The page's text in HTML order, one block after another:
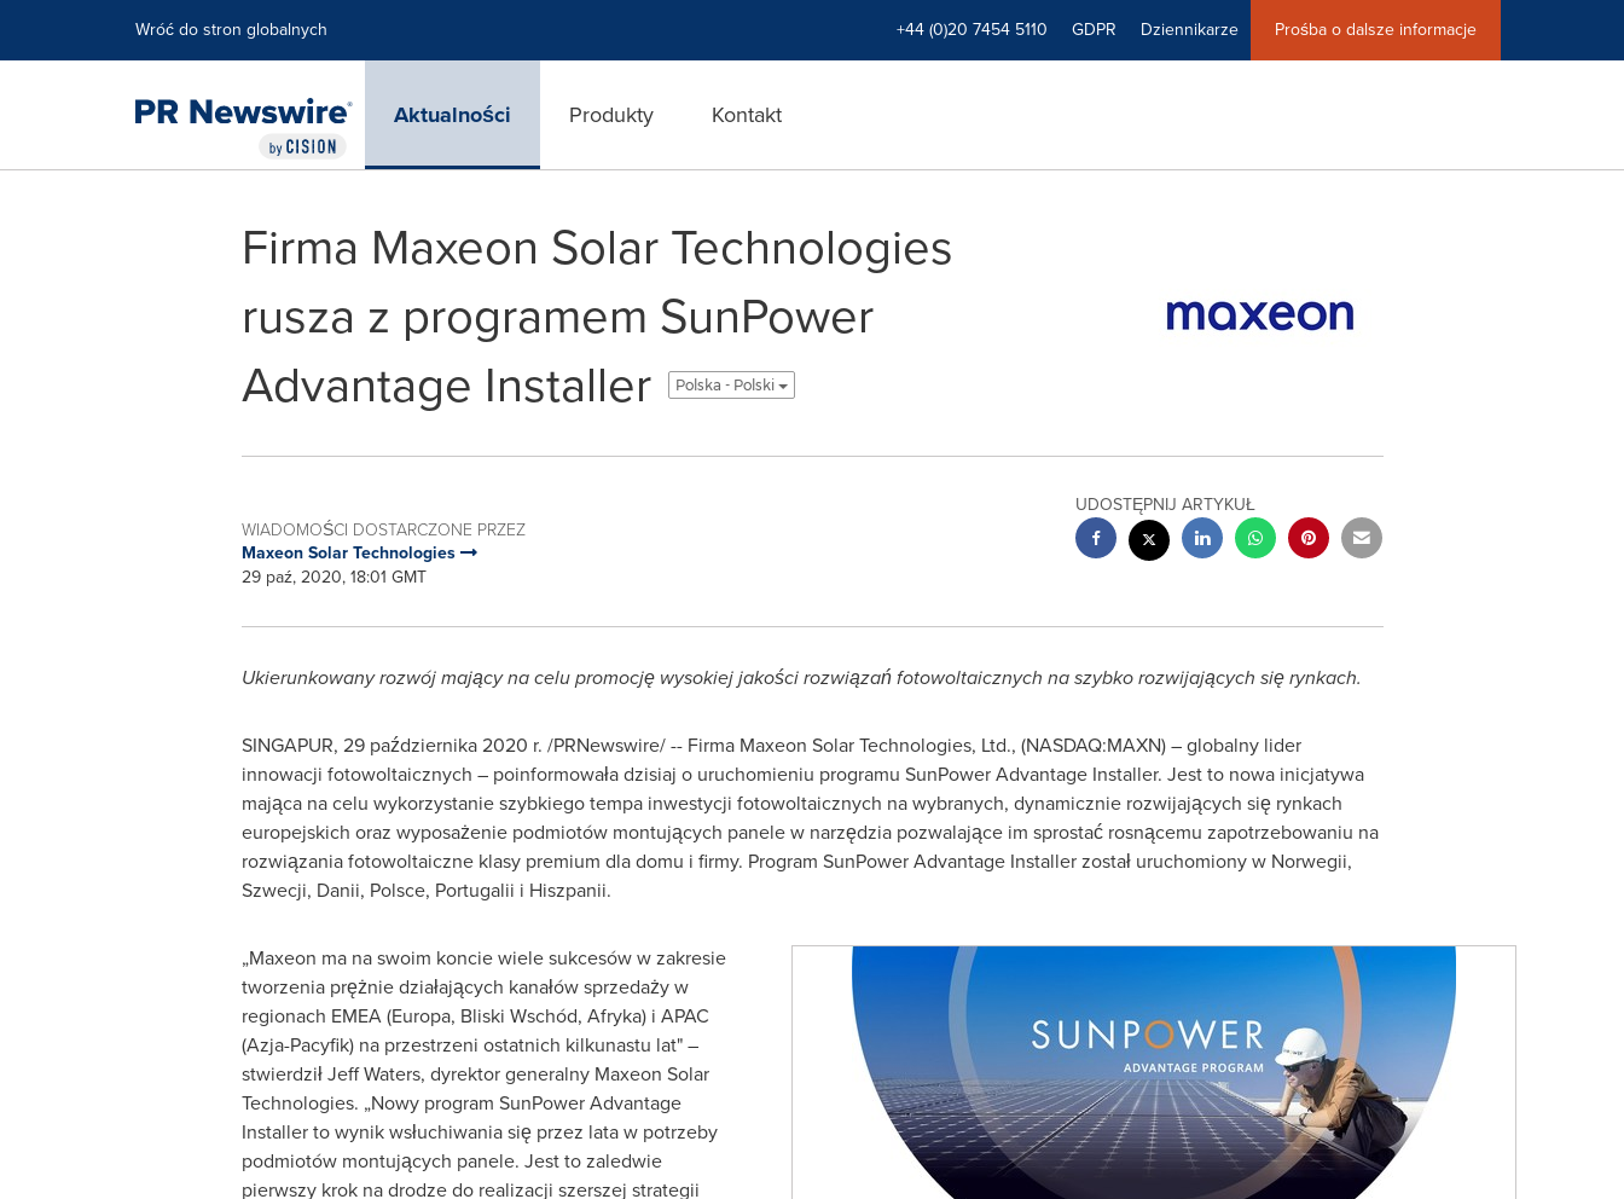
Wróć do stron globalnych +44 (0)20 7454 5110 GDPR Dziennikarze Prośba o dalsze informacje
Aktualności Produkty Kontakt
Firma Maxeon Solar Technologies
rusza z programem SunPower
Advantage Installer
Polska - Polski
WIADOMOŚCI DOSTARCZONE PRZEZ
Maxeon Solar Technologies
29 paź, 2020, 18:01 GMT
UDOSTĘPNIJ ARTYKUŁ
Ukierunkowany rozwój mający na celu promocję wysokiej jakości rozwiązań fotowoltaicznych na szybko rozwijających się rynkach.
SINGAPUR, 29 października 2020 r. /PRNewswire/ -- Firma Maxeon Solar Technologies, Ltd., (NASDAQ:MAXN) – globalny lider
innowacji fotowoltaicznych – poinformowała dzisiaj o uruchomieniu programu SunPower Advantage Installer. Jest to nowa inicjatywa
mająca na celu wykorzystanie szybkiego tempa inwestycji fotowoltaicznych na wybranych, dynamicznie rozwijających się rynkach
europejskich oraz wyposażenie podmiotów montujących panele w narzędzia pozwalające im sprostać rosnącemu zapotrzebowaniu na
rozwiązania fotowoltaiczne klasy premium dla domu i firmy. Program SunPower Advantage Installer został uruchomiony w Norwegii,
Szwecji, Danii, Polsce, Portugalii i Hiszpanii.
„Maxeon ma na swoim koncie wiele sukcesów w zakresie
tworzenia prężnie działających kanałów sprzedaży w
regionach EMEA (Europa, Bliski Wschód, Afryka) i APAC
(Azja-Pacyfik) na przestrzeni ostatnich kilkunastu lat" –
stwierdziłJeff Waters, dyrektor generalny Maxeon Solar
Technologies. „Nowy program SunPower Advantage
Installer to wynik wsłuchiwania się przez lata w potrzeby
podmiotów montujących panele. Jest to zaledwie
pierwszy krok na drodze do realizacji szerszej strategii